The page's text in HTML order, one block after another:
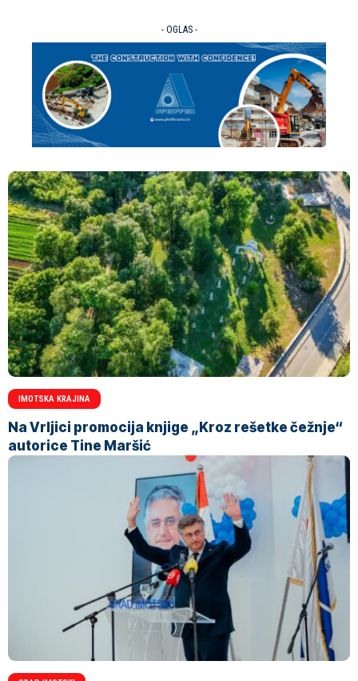
- OGLAS -
IMOTSKA KRAJINA
Na Vrljici promocija knjige „Kroz rešetke čežnje“
autorice Tine Maršić